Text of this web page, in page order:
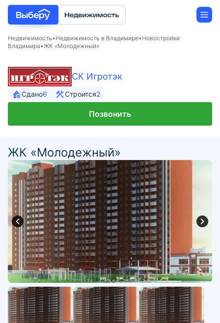
Новостройки
Застройщики
Недвижимость Недвижимость в Владимире Новостройки
Владимира ЖК «Молодежный»
СК Игротэк
Сдано6 Строится2
Позвонить
ЖК «Молодежный»